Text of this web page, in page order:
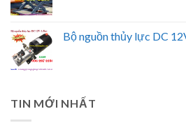
Bộ nguồn thủy lực DC
TIN MỚI NHẤT